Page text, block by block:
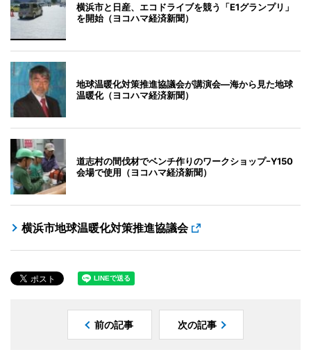
横浜市と日産、エコドライブを競う「E1グランプリ」
を開始（ヨコハマ経済新聞）
地球温暖化対策推進協議会が講演会―海から見た地球
温暖化（ヨコハマ経済新聞）
道志村の間伐材でベンチ作りのワークショップｰY150
会場で使用（ヨコハマ経済新聞）
横浜市地球温暖化対策推進協議会
前の記事 次の記事